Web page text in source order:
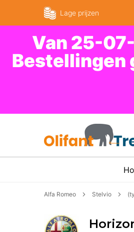
Lage prijzen
Van 25-
Bestellingen
Alfa Romeo Stelvio